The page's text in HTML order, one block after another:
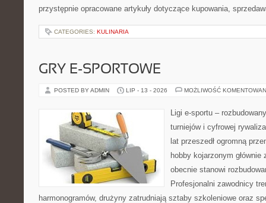
przystępnie opracowane artykuły dotyczące kupowania,
CATEGORIES: KULINARIA
GRY E-SPORTOWE
POSTED BY ADMIN LIP - 13 - 2026 MOŻLIWOŚĆ
Ligi e-sportu –
turniejów i cyfrowej
lat przeszedł ogromną
hobby kojarzonym
obecnie stanowi
Profesjonalni zawodnicy
harmonogramów, drużyny zatrudniają sztaby szkoleniowe oraz